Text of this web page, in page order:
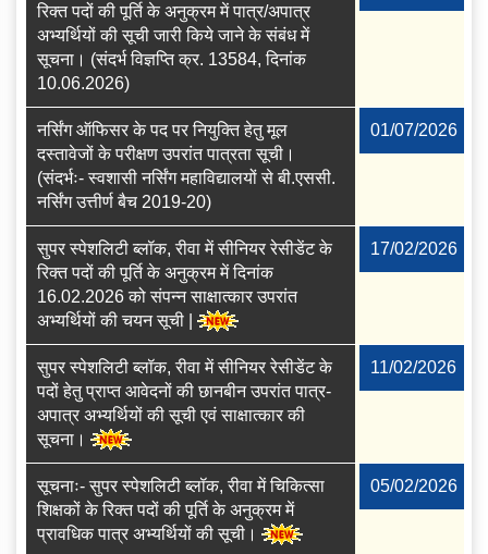
रिक्त पदों की पूर्ति के अनुक्रम में पात्र/अपात्र
अभ्यर्थियों की सूची जारी किये जाने के संबंध में
सूचना। (संदर्भ विज्ञप्ति क्र. 13584, दिनांक
10.06.2026)
नर्सिंग ऑफिसर के पद पर नियुक्ति हेतु मूल
दस्तावेजों के परीक्षण उपरांत पात्रता सूची।
(संदर्भः- स्वशासी नर्सिंग महाविद्यालयों से बी.एससी.
नर्सिंग उत्तीर्ण बैच 2019-20)
01/07/2026
सुपर स्पेशलिटी ब्लॉक, रीवा में सीनियर रेसीडेंट के
रिक्त पदों की पूर्ति के अनुक्रम में दिनांक
16.02.2026 को संपन्न साक्षात्कार उपरांत
अभ्यर्थियों की चयन सूची |
17/02/2026
सुपर स्पेशलिटी ब्लॉक, रीवा में सीनियर रेसीडेंट के
पदों हेतु प्राप्त आवेदनों की छानबीन उपरांत पात्र-
अपात्र अभ्यर्थियों की सूची एवं साक्षात्कार की
सूचना।
11/02/2026
सूचनाः- सुपर स्पेशलिटी ब्लॉक, रीवा में चिकित्सा
शिक्षकों के रिक्त पदों की पूर्ति के अनुक्रम में
प्रावधिक पात्र अभ्यर्थियों की सूची।
05/02/2026